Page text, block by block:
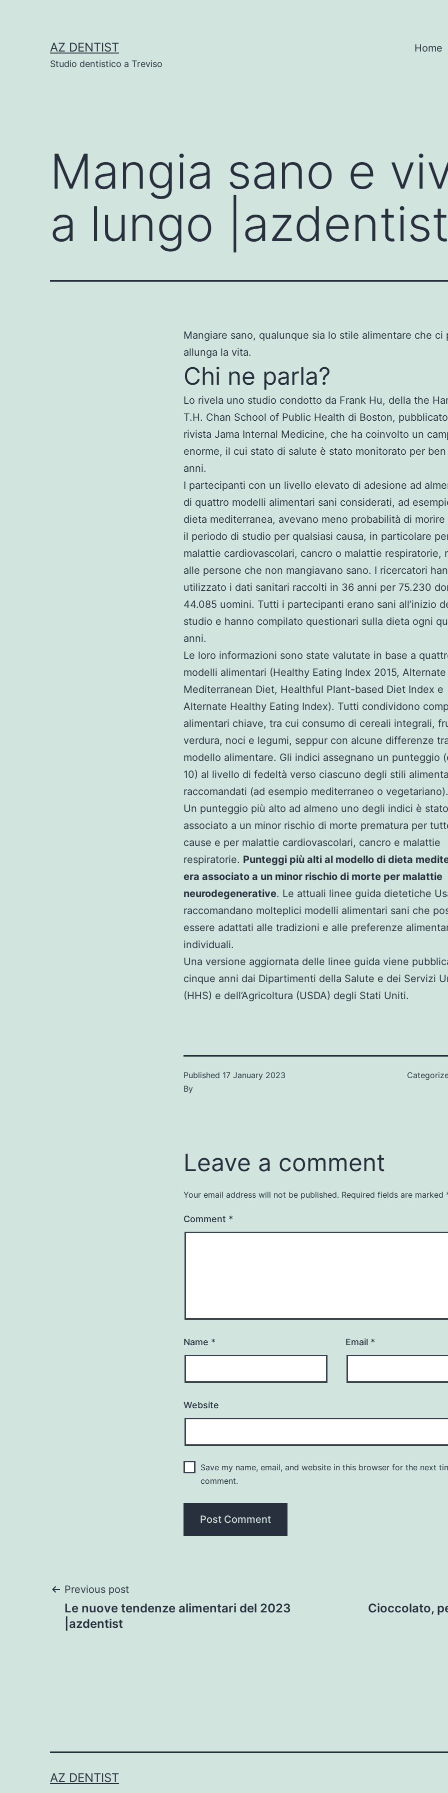
AZ DENTIST
Studio dentistico a Treviso
Home
Mangia sano e
a lungo
Mangiare sano, qualunque sia lo stile alimentare che ci
allunga la vita.
Chi ne parla?
Lo rivela uno studio condotto da Frank Hu, della the
T.H. Chan School of Public Health di Boston,
rivista Jama Internal Medicine, che ha coinvolto un
enorme, il cui stato di salute è stato monitorato per
anni.
I partecipanti con un livello elevato di adesione ad
di quattro modelli alimentari sani considerati, ad
dieta mediterranea, avevano meno probabilità di
il periodo di studio per qualsiasi causa, in particolare
malattie cardiovascolari, cancro o malattie respiratorie,
alle persone che non mangiavano sano. I ricercatori
utilizzato i dati sanitari raccolti in 36 anni per 75.230
44.085 uomini. Tutti i partecipanti erano sani all’inizio
studio e hanno compilato questionari sulla dieta ogni
anni.
Le loro informazioni sono state valutate in base a
modelli alimentari (Healthy Eating Index 2015, Alternate
Mediterranean Diet, Healthful Plant-based Diet Index e
Alternate Healthy Eating Index). Tutti condividono
alimentari chiave, tra cui consumo di cereali integrali,
verdura, noci e legumi, seppur con alcune differenze
modello alimentare. Gli indici assegnano un punteggio
10) al livello di fedeltà verso ciascuno degli stili
raccomandati (ad esempio mediterraneo o vegetariano).
Un punteggio più alto ad almeno uno degli indici è stato
associato a un minor rischio di morte prematura per
cause e per malattie cardiovascolari, cancro e malattie
respiratorie. Punteggi più alti al modello di dieta
era associato a un minor rischio di morte per malattie
neurodegenerative. Le attuali linee guida dietetiche
raccomandano molteplici modelli alimentari sani che
essere adattati alle tradizioni e alle preferenze
individuali.
Una versione aggiornata delle linee guida viene
cinque anni dai Dipartimenti della Salute e dei Servizi
(HHS) e dell’Agricoltura (USDA) degli Stati Uniti.
Published 17 January 2023
By
Leave a comment
Your email address will not be published. Required fields are marked
Comment *
Name * Email *
Website
Save my name, email, and website in this browser for the next
comment.
Post
navigation
Previous post
Le nuove tendenze alimentari del 2023
|azdentist
Cioccolato,
AZ DENTIST